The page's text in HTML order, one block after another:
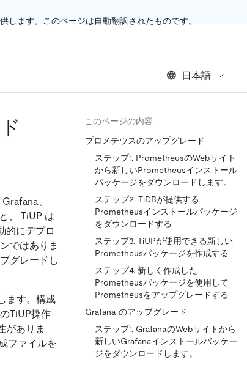
ます。このページは自動翻訳されたものです。
日本語
、
、 TiUP は
的にデプロ
ではありま
グレードし
ます。構成
TiUP操作
がありま
ファイルを
このページの内容
プロメテウスのアップグレード
ステップ1. PrometheusのWebサイト
から新しいPrometheusインストール
パッケージをダウンロードします。
ステップ2. TiDBが提供する
Prometheusインストールパッケージ
をダウンロードする
ステップ3. TiUPが使用できる新しい
Prometheusパッケージを作成する
ステップ4. 新しく作成した
Prometheusパッケージを使用して
Prometheusをアップグレードする
Grafana のアップグレード
ステップ1. GrafanaのWebサイトから
新しいGrafanaインストールパッケー
ジをダウンロードします。